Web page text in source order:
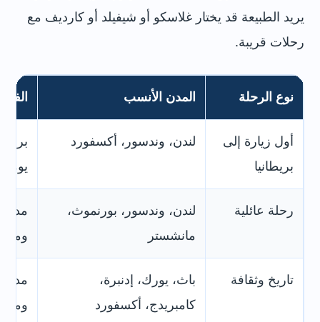
يريد الطبيعة قد يختار غلاسكو أو شيفيلد أو كارديف مع
رحلات قريبة.
نوع الرحلة المدن الأنسب
أول زيارة إلى
بريطانيا
لندن، وندسور، أكسفورد
رحلة عائلية
لندن، وندسور، بورنموث،
مانشستر
مدن
تاريخ وثقافة
باث، يورك، إدنبرة،
كامبريدج، أكسفورد
مدن